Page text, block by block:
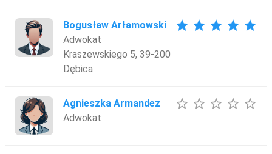
Bogusław Arłamowski
Adwokat
Kraszewskiego 5, 39-200
Dębica
star star star star star
Agnieszka Armandez
Adwokat
star_border star_border star_border star_border star_border